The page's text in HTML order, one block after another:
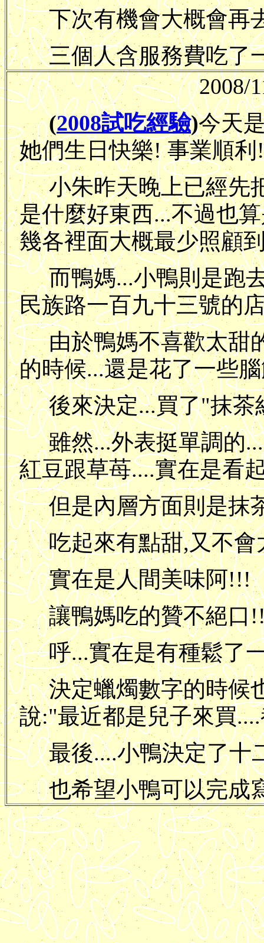
下次有機會大概會再
三個人含服務費吃了
2008/
(2008試吃經驗)今天
她們生日快樂! 事業順利!
小朱昨天晚上已經先
是什麼好東西...不過也
幾各裡面大概最少照顧
而鴨媽...小鴨則是跑
民族路一百九十三號的
由於鴨媽不喜歡太甜
的時候...還是花了一些
後來決定...買了"抹
雖然...外表挺單調的
紅豆跟草苺....實在是看
但是內層方面則是抹
吃起來有點甜,又不
實在是人間美味阿!!!
讓鴨媽吃的贊不絕口
呼...實在是有種鬆了
決定蠟燭數字的時候
說:"最近都是兒子來買
最後....小鴨決定了十
也希望小鴨可以完成